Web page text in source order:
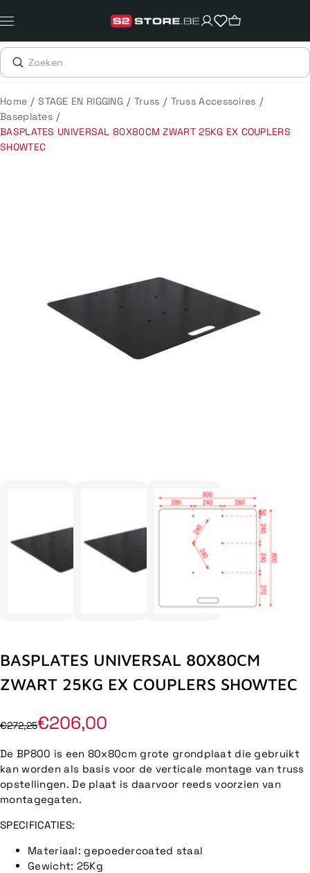
naar
content
Home / STAGE EN RIGGING / Truss / Truss Accessoires /
Baseplates /
BASPLATES UNIVERSAL 80X80CM ZWART 25KG EX COUPLERS
SHOWTEC
BASPLATES UNIVERSAL 80X80CM
ZWART 25KG EX COUPLERS SHOWTEC
€272,25€206,00
De BP800 is een 80x80cm grote grondplaat die gebruikt
kan worden als basis voor de verticale montage van truss
opstellingen. De plaat is daarvoor reeds voorzien van
montagegaten.
SPECIFICATIES:
Materiaal: gepoedercoated staal
Gewicht: 25Kg